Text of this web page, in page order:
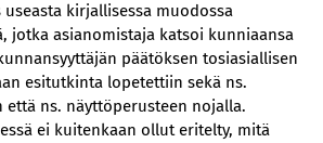
useasta kirjallisessa muodossa
jotka asianomistaja katsoi kunniaansa
päätöksen tosiasiallisen
esitutkinta lopetettiin sekä ns.
että ns. näyttöperusteen nojalla.
ei kuitenkaan ollut eritelty, mitä